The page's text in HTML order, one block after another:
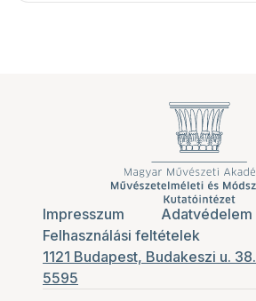
Impresszum Adatvédelem
Felhasználási feltételek
1121 Budapest, Budakeszi u. 38.
5595